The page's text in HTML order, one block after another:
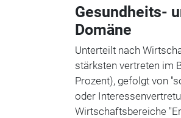
Gesundheits-
Domäne
Unterteilt nach
stärksten vertreten im
Prozent), gefolgt von
oder
Wirtschaftsbereiche